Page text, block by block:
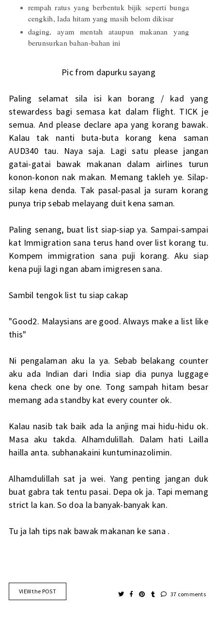
rempah ratus yang berbentuk bijik seperti bunga
cengkih, lada hitam yang masih belom dikisar
daging, ayam mentah ataupun makanan yang
berunsurkan bahan-bahan ini
Pic from dapurku sayang
Paling selamat sila isi kan borang / kad yang
stewardess bagi semasa kat dalam flight. TICK je
semua. And please declare apa yang korang bawak.
Kalau tak nanti buta-buta korang kena saman
AUD340 tau. Naya saja. Lagi satu please jangan
gatai-gatai bawak makanan dalam airlines turun
konon-konon nak makan. Memang takleh ye. Silap-
silap kena denda. Tak pasal-pasal ja suram korang
punya trip sebab melayang duit kena saman.
Paling senang, buat list siap-siap ya. Sampai-sampai
kat Immigration sana terus hand over list korang tu.
Kompem immigration sana puji korang. Aku siap
kena puji lagi ngan abam imigresen sana.
Sambil tengok list tu siap cakap
"Good2. Malaysians are good. Always make a list like
this"
Ni pengalaman aku la ya. Sebab belakang counter
aku ada Indian dari India siap dia punya luggage
kena check one by one. Tong sampah hitam besar
memang ada standby kat every counter ok.
Kalau nasib tak baik ada la anjing mai hidu-hidu ok.
Masa aku takda. Alhamdulillah. Dalam hati Lailla
hailla anta. subhanakaini kuntuminazolimin.
Alhamdulillah sat ja wei. Yang penting jangan duk
buat gabra tak tentu pasai. Depa ok ja. Tapi memang
strict la kan. So doa la banyak-banyak kan.
Tu ja lah tips nak bawak makanan ke sana .
VIEW the POST 37 comments